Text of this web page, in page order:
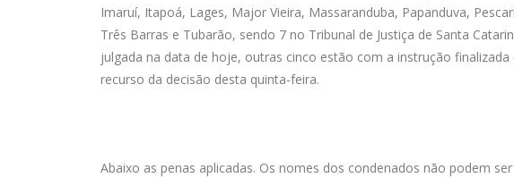
Imaruí, Itapoá, Lages, Major Vieira, Massaranduba, Papanduva,
Três Barras e Tubarão, sendo 7 no Tribunal de Justiça de Santa
julgada na data de hoje, outras cinco estão com a instrução
recurso da decisão desta quinta-feira.
Abaixo as penas aplicadas. Os nomes dos condenados não podem